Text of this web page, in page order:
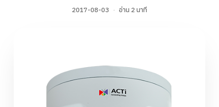
2017-08-03 · อ่าน 2 นาที